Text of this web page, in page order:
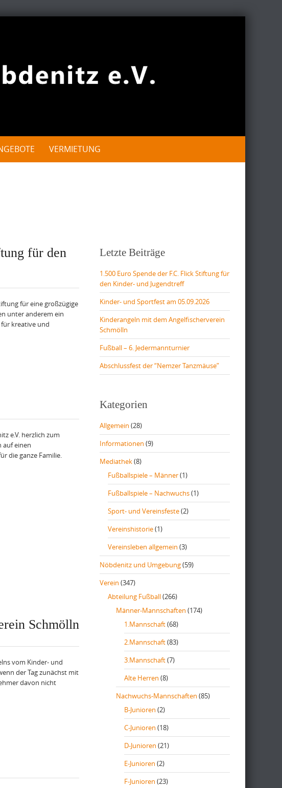
VERMIETUNG
für den
für eine großzügige
unter anderem ein
kreative und
e.V. herzlich zum
auf einen
die ganze Familie.
Schmölln
vom Kinder- und
der Tag zunächst mit
davon nicht
Letzte Beiträge
1.500 Euro Spende der F.C. Flick Stiftung für
den Kinder- und Jugendtreff
Kinder- und Sportfest am 05.09.2026
Kinderangeln mit dem Angelfischerverein
Schmölln
Fußball – 6. Jedermannturnier
Abschlussfest der “Nemzer Tanzmäuse”
Kategorien
Allgemein (28)
Informationen (9)
Mediathek(8)
Fußballspiele – Männer(1)
Fußballspiele – Nachwuchs(1)
Sport- und Vereinsfeste(2)
Vereinshistorie(1)
Vereinsleben allgemein (3)
Nöbdenitz und Umgebung(59)
Verein (347)
Abteilung Fußball(266)
Männer-Mannschaften (174)
1.Mannschaft(68)
2.Mannschaft(83)
3.Mannschaft(7)
Alte Herren (8)
Nachwuchs-Mannschaften (85)
B-Junioren (2)
C-Junioren (18)
D-Junioren (21)
E-Junioren (2)
F-Junioren (23)